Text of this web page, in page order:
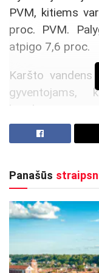
PVM, kitiems
proc. PVM.
atpigo 7,6 proc.
Karšto vandens
gyventojams,
bendro
m, esant
Aktualios
DHL
2026-
Panašūs